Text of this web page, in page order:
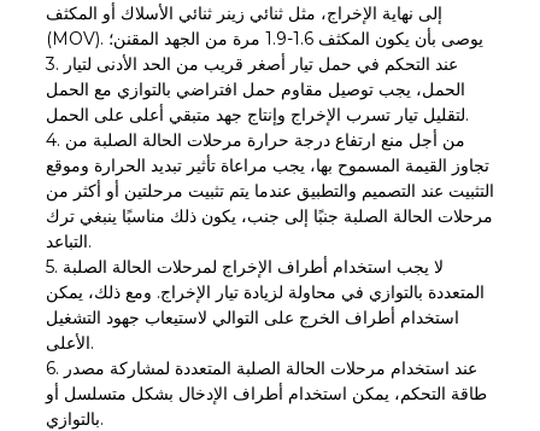
إلى نهاية الإخراج، مثل ثنائي زينر ثنائي الأسلاك أو المكثف
(MOV). يوصى بأن يكون المكثف 1.6-1.9 مرة من الجهد المقنن؛
3. عند التحكم في حمل تيار أصغر قريب من الحد الأدنى لتيار
الحمل، يجب توصيل مقاوم حمل افتراضي بالتوازي مع الحمل
لتقليل تيار تسرب الإخراج وإنتاج جهد متبقي أعلى على الحمل.
4. من أجل منع ارتفاع درجة حرارة مرحلات الحالة الصلبة من
تجاوز القيمة المسموح بها، يجب مراعاة تأثير تبديد الحرارة وموقع
التثبيت عند التصميم والتطبيق عندما يتم تثبيت مرحلتين أو أكثر من
مرحلات الحالة الصلبة جنبًا إلى جنب، يكون ذلك مناسبًا ينبغي ترك
التباعد.
5. لا يجب استخدام أطراف الإخراج لمرحلات الحالة الصلبة
المتعددة بالتوازي في محاولة لزيادة تيار الإخراج. ومع ذلك، يمكن
استخدام أطراف الخرج على التوالي لاستيعاب جهود التشغيل
الأعلى.
6. عند استخدام مرحلات الحالة الصلبة المتعددة لمشاركة مصدر
طاقة التحكم، يمكن استخدام أطراف الإدخال بشكل متسلسل أو
بالتوازي.